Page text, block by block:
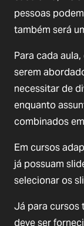
pessoas
também será
Para cada
serem
necessitar de
enquanto
combinados
Em cursos
já possuam
selecionar os
Já para cursos
deve ser